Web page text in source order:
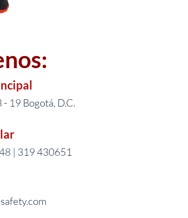
19 Bogotá, D.C.
| 319 430651